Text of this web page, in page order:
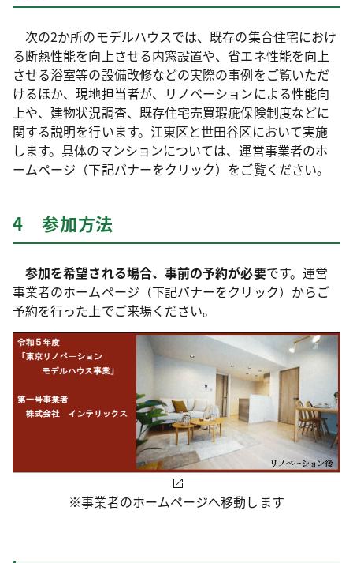
次の2か所のモデルハウスでは、既存の集合住宅におけ
る断熱性能を向上させる内窓設置や、省エネ性能を向上
させる浴室等の設備改修などの実際の事例をご覧いただ
けるほか、現地担当者が、リノベーションによる性能向
上や、建物状況調査、既存住宅売買瑕疵保険制度などに
関する説明を行います。江東区と世田谷区において実施
します。具体のマンションについては、運営事業者のホ
ームページ（下記バナーをクリック）をご覧ください。
4 参加方法
参加を希望される場合、事前の予約が必要です。運営
事業者のホームページ（下記バナーをクリック）からご
予約を行った上でご来場ください。
※事業者のホームページへ移動します